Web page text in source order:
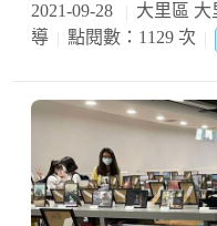
2021-09-28
大里區 大
導
點閱數：1129 次